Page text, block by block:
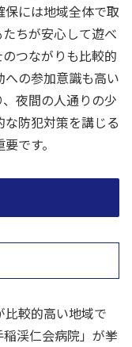
には地域全体で取
ちが安心して遊べ
つながりも比較的
の参加意識も高い
夜間の人通りの少
防犯対策を講じる
です。
較的高い地域で
渓仁会病院」が挙